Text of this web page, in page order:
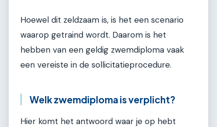
Hoewel dit zeldzaam is, is het een scenario
waarop getraind wordt. Daarom is het
hebben van een geldig zwemdiploma vaak
een vereiste in de sollicitatieprocedure.
Welk zwemdiploma is verplicht?
Hier komt het antwoord waar je op hebt